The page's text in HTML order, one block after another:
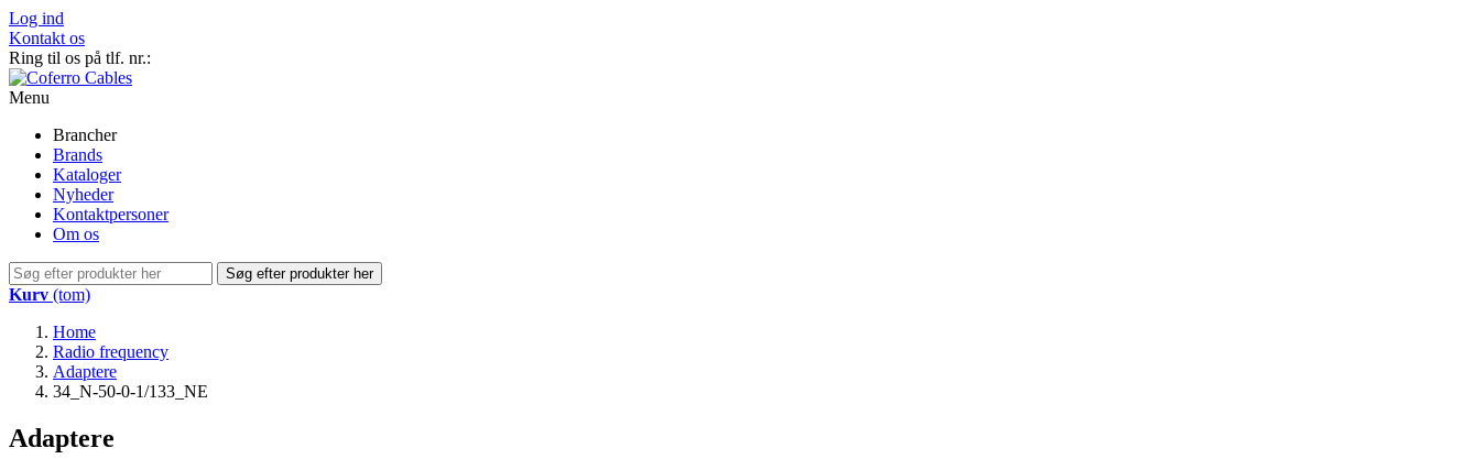
Log ind
Kontakt os
Ring til os på tlf. nr.:
Menu
Brancher
Brands
Kataloger
Nyheder
Kontaktpersoner
Om os
Søg efter produkter her
Kurv (tom)
Home
Radio frequency
Adaptere
34_N-50-0-1/133_NE
Adaptere